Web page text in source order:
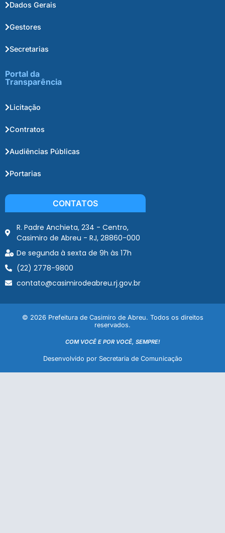
Dados Gerais
Gestores
Secretarias
Portal da
Transparência
Licitação
Contratos
Audiências Públicas
Portarias
CONTATOS
R. Padre Anchieta, 234 - Centro,
Casimiro de Abreu - RJ, 28860-000
De segunda à sexta de 9h às 17h
(22) 2778-9800
contato@casimirodeabreu.rj.gov.br
© 2026 Prefeitura de Casimiro de Abreu. Todos os direitos
reservados.
COM VOCÊ E POR VOCÊ, SEMPRE!
Desenvolvido por Secretaria de Comunicação